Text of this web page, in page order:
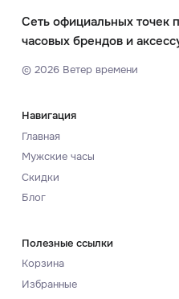
Сеть официальных точек
часовых брендов и
© 2026Ветер времени
Навигация
Главная
Мужские часы
Скидки
Блог
Полезные ссылки
Корзина
Избранные